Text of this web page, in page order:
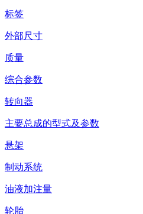
标签
外部尺寸
质量
综合参数
转向器
主要总成的型式及参数
悬架
制动系统
油液加注量
轮胎